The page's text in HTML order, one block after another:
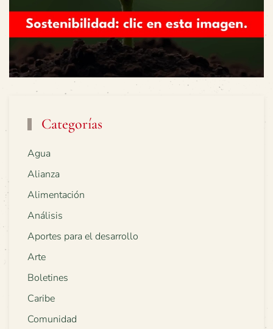
Categorías
Agua
Alianza
Alimentación
Análisis
Aportes para el desarrollo
Arte
Boletines
Caribe
Comunidad